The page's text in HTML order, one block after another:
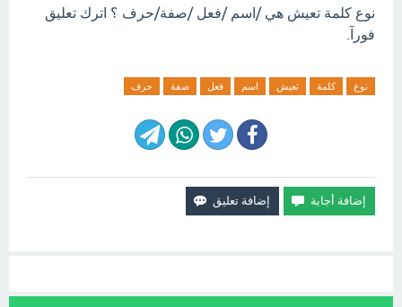
نوع كلمة تعيش هي /اسم /فعل /صفة/حرف ؟ اترك تعليق
فورآ.
نوع كلمة تعيش اسم فعل صفة حرف